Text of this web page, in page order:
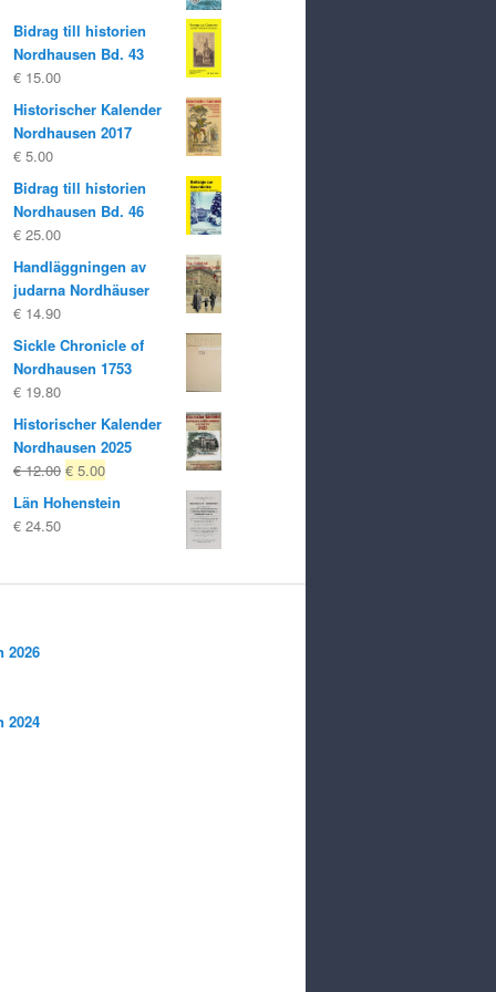
Bidrag till historien
Nordhausen Bd. 43
€ 15.00
Historischer Kalender
Nordhausen 2017
€ 5.00
Bidrag till historien
Nordhausen Bd. 46
€ 25.00
Handläggningen av
judarna Nordhäuser
€ 14.90
Sickle Chronicle of
Nordhausen 1753
€ 19.80
Historischer Kalender
Nordhausen 2025
€12.00 Ursprungligt
pris
var:
€ 5.00Nuvarande
pris
är:
Län Hohenstein
€ 24.50
2026
2024